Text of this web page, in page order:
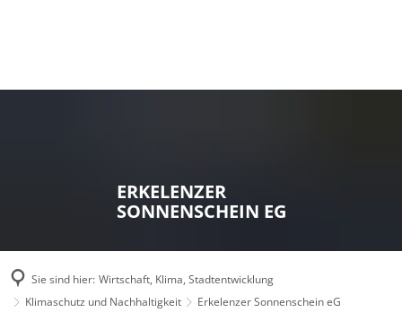
ERKELENZER
SONNENSCHEIN EG
Sie sind hier: Wirtschaft, Klima, Stadtentwicklung
Klimaschutz und Nachhaltigkeit
Erkelenzer Sonnenschein eG